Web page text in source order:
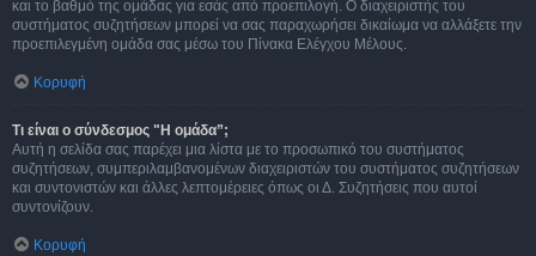
και το βαθμό της ομάδας για εσάς από προεπιλογή. Ο διαχειριστής του
συστήματος συζητήσεων μπορεί να σας παραχωρήσει δικαίωμα να αλλάξετε την
προεπιλεγμένη ομάδα σας μέσω του Πίνακα Ελέγχου Μέλους.
Κορυφή
Τι είναι ο σύνδεσμος "Η ομάδα”;
Αυτή η σελίδα σας παρέχει μια λίστα με το προσωπικό του συστήματος
συζητήσεων, συμπεριλαμβανομένων διαχειριστών του συστήματος συζητήσεων
και συντονιστών και άλλες λεπτομέρειες όπως οι Δ. Συζητήσεις που αυτοί
συντονίζουν.
Κορυφή